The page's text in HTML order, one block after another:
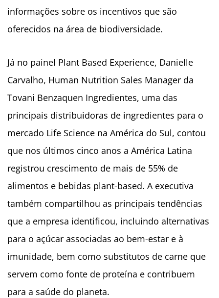
informações sobre os incentivos que são
oferecidos na área de biodiversidade.
Já no painel Plant Based Experience, Danielle
Carvalho, Human Nutrition Sales Manager da
Tovani Benzaquen Ingredientes, uma das
principais distribuidoras de ingredientes para o
mercado Life Science na América do Sul, contou
que nos últimos cinco anos a América Latina
registrou crescimento de mais de 55% de
alimentos e bebidas plant-based. A executiva
também compartilhou as principais tendências
que a empresa identificou, incluindo alternativas
para o açúcar associadas ao bem-estar e à
imunidade, bem como substitutos de carne que
servem como fonte de proteína e contribuem
para a saúde do planeta.